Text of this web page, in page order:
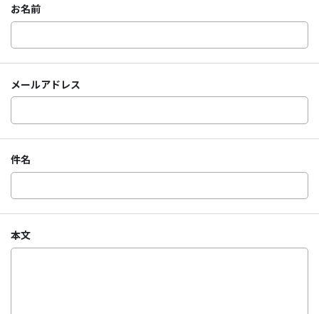
お名前
メールアドレス
件名
本文